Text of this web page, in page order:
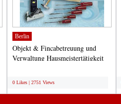
Berlin
Objekt & Fincabetreuung und
Verwaltung Hausmeistertätigkeit
0 Likes | 2751 Views